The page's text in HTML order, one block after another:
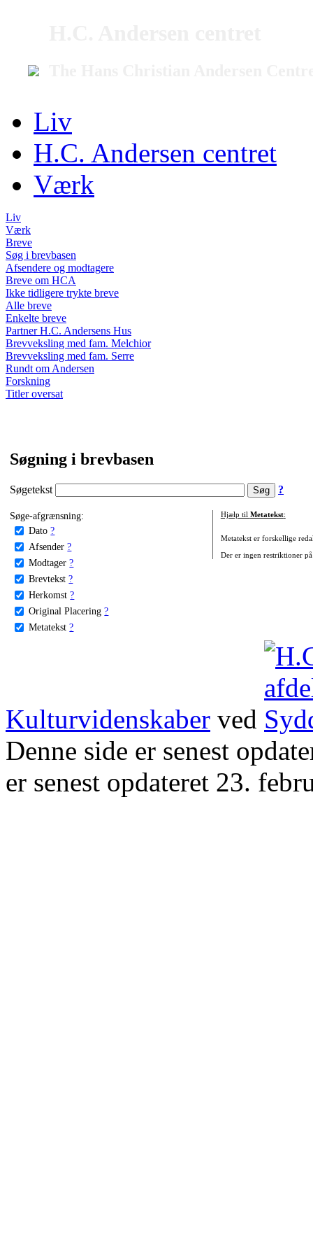
Liv
H.C. Andersen centret
Værk
Liv
Værk
Breve
Søg i brevbasen
Afsendere og modtagere
Breve om HCA
Ikke tidligere trykte breve
Alle breve
Enkelte breve
Partner H.C. Andersens Hus
Brevveksling med fam. Melchior
Brevveksling med fam. Serre
Rundt om Andersen
Forskning
Titler oversat
Søgning i brevbasen
Søgetekst ?
Søge-afgrænsning:
Dato ?
Afsender ?
Modtager ?
Brevtekst ?
Herkomst ?
Original Placering ?
Metatekst ?
Hjælp til Metatekst:
Metatekst er forskellige
Der er ingen restriktioner
Kulturvidenskaber ved
Denne side er senest
er senest opdateret 23.